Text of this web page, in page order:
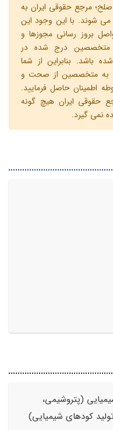
مرجع حقوقی ایران به
شوند. با این وجود این
بروز رسانی مجوزها و
درج شده در
باشد. بنابراین از شما
به متخصصین از صحت و
اطمینان حاصل فرمایید.
حقوقی ایران هیچ گونه
نمی گیرد.
(پتروشیمی،
کودهای شیمیایی)